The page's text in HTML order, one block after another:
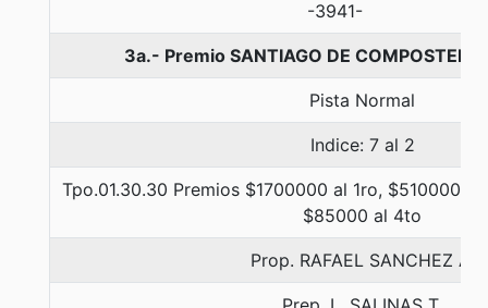
-3941-
3a.- Premio SANTIAGO DE
Pista Normal
Indice: 7 al 2
Tpo.01.30.30 Premios $1700000 al 1ro, $510000
$85000 al 4to
Prop. RAFAEL SANCHEZ A.